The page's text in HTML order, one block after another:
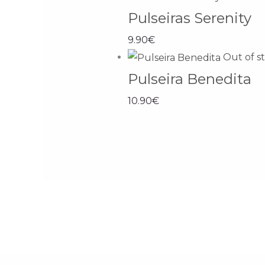
Pulseiras Serenity
9.90€
Out of
Pulseira Benedita
10.90€